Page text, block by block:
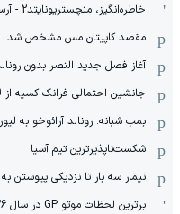
خاطره‌انگیز، منچستریونایتد2 - آرسنال 0
مقصد کاپیتان مس مشخص شد
آغاز فصل جدید النصر بدون
جانشین احتمالی فرانک کسیه از
بمب شبانه: رونالد آرائوخو به
شکست‌ناپذیرترین تیم آسیا
نیمار سه بار تا نزدیکی پیوستن
برترین لحظات موتو GP در سال 2026